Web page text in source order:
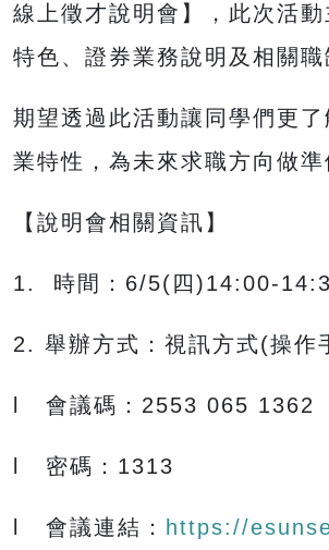
線上徵才說明會】，此次活動
特色、證券業務說明及相關職
期望透過此活動讓同學們更
業特性，為未來求職方向做準
【說明會相關資訊】
1. 時間：6/5(四)14:00-
2. 舉辦方式：視訊方式(操作
l 會議碼：2553 065 1362
l 密碼：1313
l 會議連結： https://